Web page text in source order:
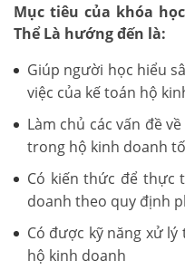
Mục tiêu của khóa
Thể Là hướng đến là:
Giúp người học hiểu
việc của kế toán hộ
Làm chủ các vấn đề
trong hộ kinh doanh
Có kiến thức để thực
doanh theo quy định
Có được kỹ năng xử
hộ kinh doanh